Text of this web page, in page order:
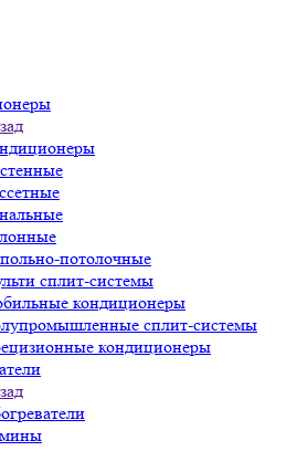
потолочные
сплит-системы
кондиционеры
сплит-системы
кондиционеры